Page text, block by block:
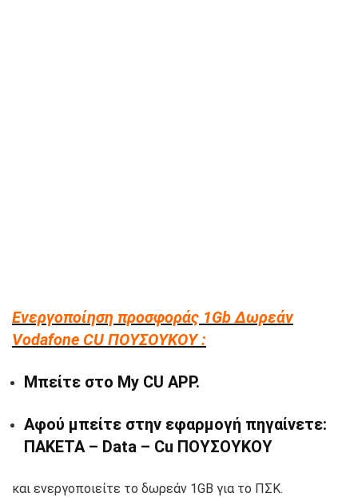
Ενεργοποίηση προσφοράς 1Gb Δωρεάν
Vodafone CU ΠΟΥΣΟΥΚΟΥ :
Μπείτε στο My CU APP.
Αφού μπείτε στην εφαρμογή πηγαίνετε:
ΠΑΚΕΤΑ – Data – Cu ΠΟΥΣΟΥΚΟΥ
και ενεργοποιείτε το δωρεάν 1GB για το ΠΣΚ.